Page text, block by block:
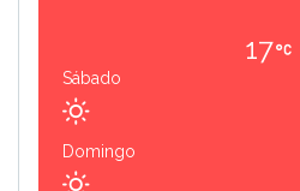
17
Sábado
Domingo